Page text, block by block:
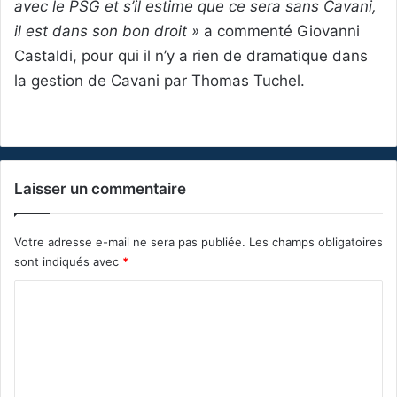
avec le PSG et s’il estime que ce sera sans Cavani,
il est dans son bon droit » a commenté Giovanni
Castaldi, pour qui il n’y a rien de dramatique dans
la gestion de Cavani par Thomas Tuchel.
Laisser un commentaire
Votre adresse e-mail ne sera pas publiée. Les champs obligatoires
sont indiqués avec *